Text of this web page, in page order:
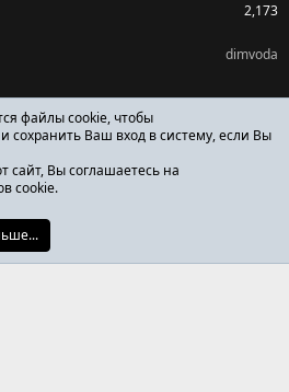
2,173
dimvoda
файлы cookie, чтобы
сохранить Ваш вход в систему, если Вы
сайт, Вы соглашаетесь на
cookie.